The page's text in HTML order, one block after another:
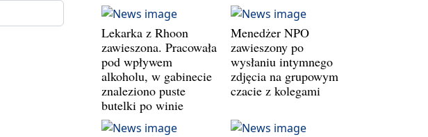
Lekarka z Rhoon
zawieszona. Pracowała
pod wpływem
alkoholu, w gabinecie
znaleziono puste
butelki po winie
Menedżer NPO
zawieszony po
wysłaniu intymnego
zdjęcia na grupowym
czacie z kolegami